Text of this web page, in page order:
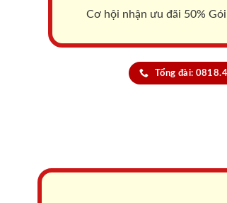
Cơ hội nhận ưu đãi 50%
Tổng đài: